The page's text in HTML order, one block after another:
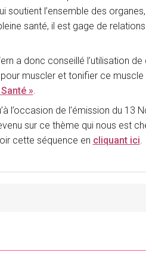
soutient l’ensemble des
santé, il est gage de
a donc conseillé l’utilisation
muscler et tonifier ce
».
l’occasion de l’émission du 13
sur ce thème qui nous est
cette séquence en cliquant ici.